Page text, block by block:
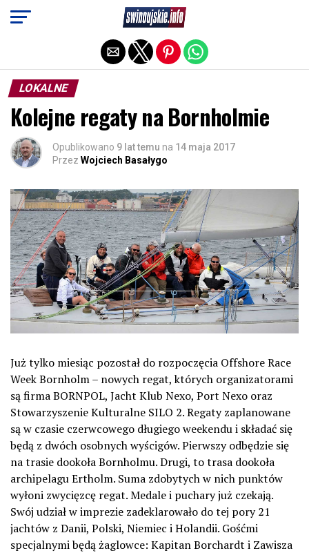
LOKALNE
Kolejne regaty na Bornholmie
Opublikowano 9 lat temu na 14 maja 2017
Przez Wojciech Basałygo
Już tylko miesiąc pozostał do rozpoczęcia Offshore Race
Week Bornholm – nowych regat, których organizatorami
są firma BORNPOL, Jacht Klub Nexo, Port Nexo oraz
Stowarzyszenie Kulturalne SILO 2. Regaty zaplanowane
są w czasie czerwcowego długiego weekendu i składać się
będą z dwóch osobnych wyścigów. Pierwszy odbędzie się
na trasie dookoła Bornholmu. Drugi, to trasa dookoła
archipelagu Ertholm. Suma zdobytych w nich punktów
wyłoni zwycięzcę regat. Medale i puchary już czekają.
Swój udział w imprezie zadeklarowało do tej pory 21
jachtów z Danii, Polski, Niemiec i Holandii. Gośćmi
specjalnymi będą żaglowce: Kapitan Borchardt i Zawisza
Exit mobile version